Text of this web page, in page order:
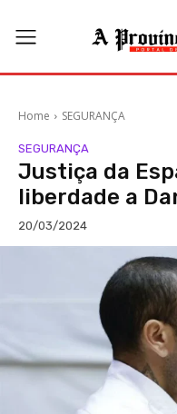
Home SEGURANÇA
SEGURANÇA
Justiça da
liberdade a
20/03/2024